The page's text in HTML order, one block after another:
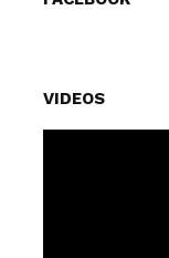
VIDEOS